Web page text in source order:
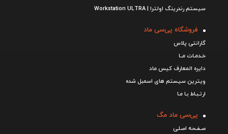
سیستم رندرینگ اولترا | Workstation ULTRA
فروشگاه پی‌سی ماد
گارانتی پلاس
خـدمـات مــا
دایره المعارف کیس ماد
ویترین سیستم های اسمبل شده
ارتـبـاط بـا مـا
پی‌سی ماد مگ
صـفـحه اصـلی